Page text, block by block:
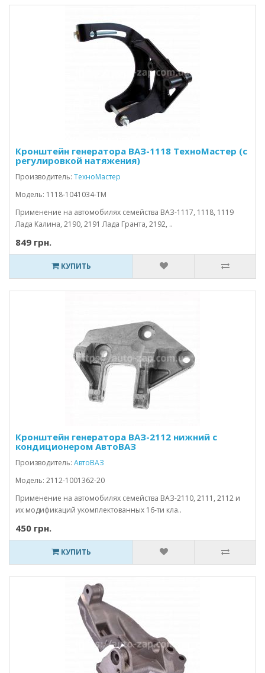
Кронштейн генератора ВАЗ-1118 ТехноМастер (с
регулировкой натяжения)
Производитель: ТехноМастер
Модель: 1118-1041034-TM
Применение на автомобилях семейства ВАЗ-1117, 1118, 1119
Лада Калина, 2190, 2191 Лада Гранта, 2192, ..
849 грн.
КУПИТЬ
Кронштейн генератора ВАЗ-2112 нижний с
кондиционером АвтоВАЗ
Производитель: АвтоВАЗ
Модель: 2112-1001362-20
Применение на автомобилях семейства ВАЗ-2110, 2111, 2112 и
их модификаций укомплектованных 16-ти кла..
450 грн.
КУПИТЬ